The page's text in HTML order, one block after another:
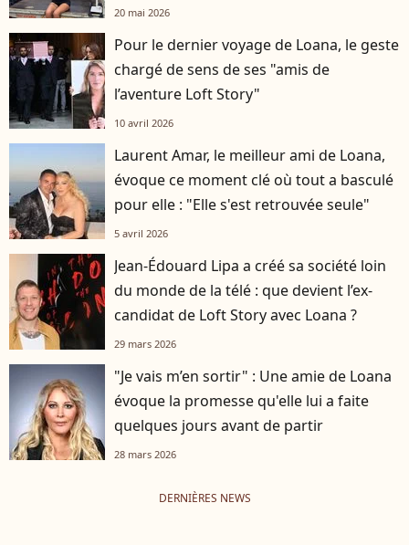
20 mai 2026
Pour le dernier voyage de Loana, le geste
chargé de sens de ses "amis de
l’aventure Loft Story"
10 avril 2026
Laurent Amar, le meilleur ami de Loana,
évoque ce moment clé où tout a basculé
pour elle : "Elle s'est retrouvée seule"
5 avril 2026
Jean-Édouard Lipa a créé sa société loin
du monde de la télé : que devient l’ex-
candidat de Loft Story avec Loana ?
29 mars 2026
"Je vais m’en sortir" : Une amie de Loana
évoque la promesse qu'elle lui a faite
quelques jours avant de partir
28 mars 2026
DERNIÈRES NEWS